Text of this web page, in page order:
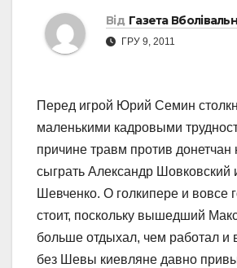
Від Газета
ГРУ 9, 2011
Перед игрой Юрий Семин
маленькими кадровыми
причине травм против донетчан
сыграть Александр Шовковский
Шевченко. О голкипере и вовсе
стоит, поскольку вышедший
больше отдыхал, чем работал и
без Шевы киевляне давно